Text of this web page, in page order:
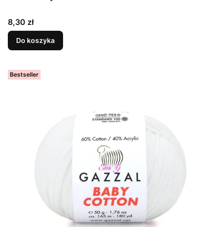
Cena
8,30 zł
Do koszyka
Bestseller